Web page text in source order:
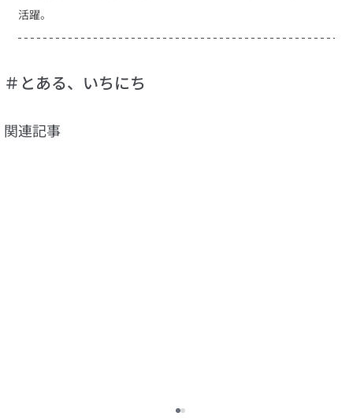
活躍。
＃とある、いちにち
関連記事